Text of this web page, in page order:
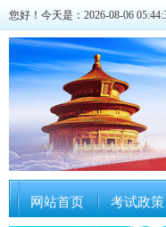
您好！今天是：2026-08-06
网站首页 考试政策